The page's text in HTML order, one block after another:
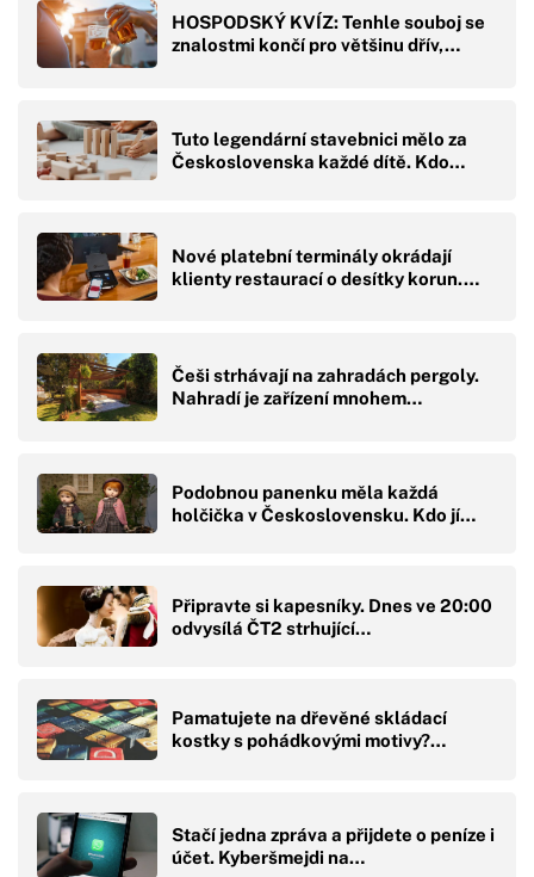
HOSPODSKÝ KVÍZ: Tenhle souboj se
znalostmi končí pro většinu dřív,…
Tuto legendární stavebnici mělo za
Československa každé dítě. Kdo…
Nové platební terminály okrádají
klienty restaurací o desítky korun.…
Češi strhávají na zahradách pergoly.
Nahradí je zařízení mnohem…
Podobnou panenku měla každá
holčička v Československu. Kdo jí…
Připravte si kapesníky. Dnes ve 20:00
odvysílá ČT2 strhující…
Pamatujete na dřevěné skládací
kostky s pohádkovými motivy?…
Stačí jedna zpráva a přijdete o peníze i
účet. Kyberšmejdi na…